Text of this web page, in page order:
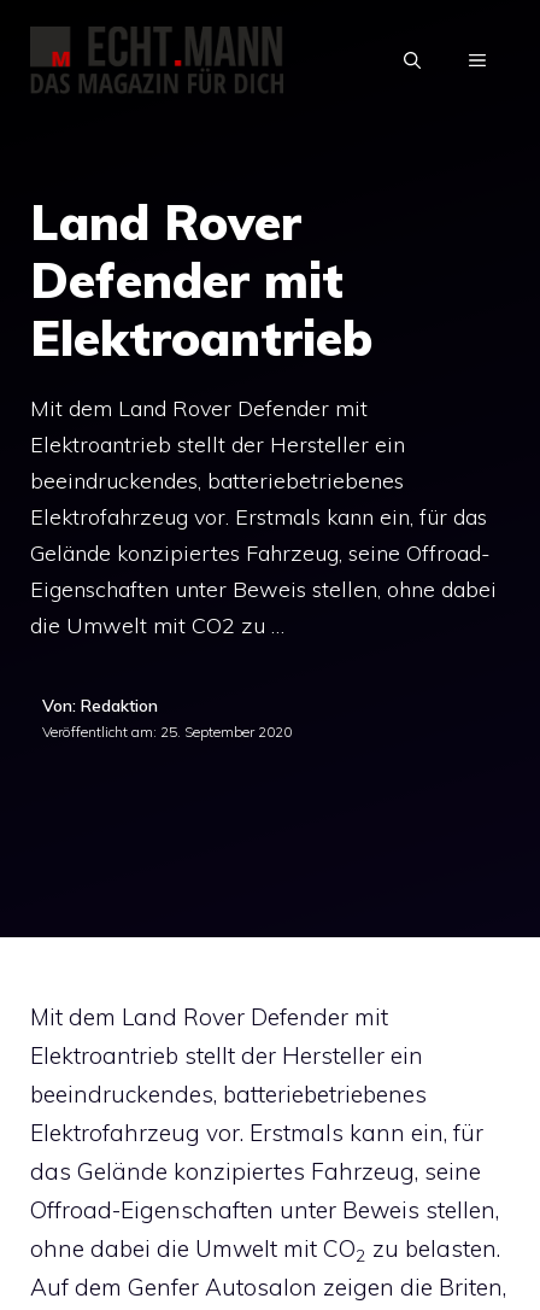
Inhalt
springen
MENÜ
Land Rover
Defender mit
Elektroantrieb
Mit dem Land Rover Defender mit
Elektroantrieb stellt der Hersteller ein
beeindruckendes, batteriebetriebenes
Elektrofahrzeug vor. Erstmals kann ein, für das
Gelände konzipiertes Fahrzeug, seine Offroad-
Eigenschaften unter Beweis stellen, ohne dabei
die Umwelt mit CO2 zu …
Von: Redaktion
Veröffentlicht am: 25. September 2020
Mit dem Land Rover Defender mit
Elektroantrieb stellt der Hersteller ein
beeindruckendes, batteriebetriebenes
Elektrofahrzeug vor. Erstmals kann ein, für
das Gelände konzipiertes Fahrzeug, seine
Offroad-Eigenschaften unter Beweis stellen,
ohne dabei die Umwelt mit CO2 zu belasten.
Auf dem Genfer Autosalon zeigen die Briten,